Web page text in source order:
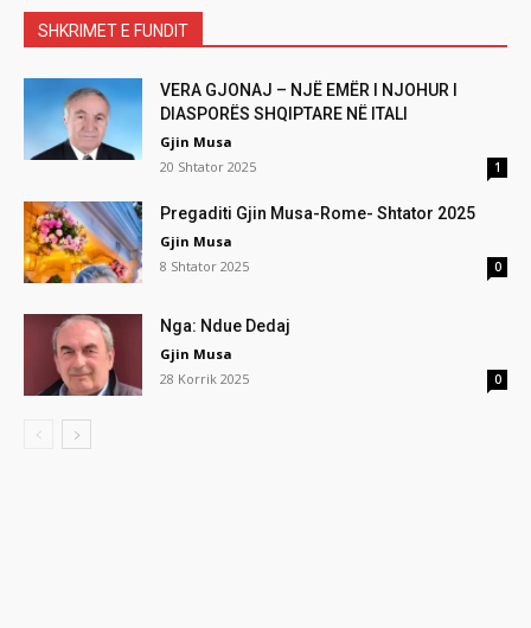
SHKRIMET E FUNDIT
VERA GJONAJ – NJË EMËR I NJOHUR I
DIASPORËS SHQIPTARE NË ITALI
Gjin Musa
20 Shtator 2025
1
Pregaditi Gjin Musa-Rome- Shtator 2025
Gjin Musa
8 Shtator 2025
0
Nga: Ndue Dedaj
Gjin Musa
28 Korrik 2025
0